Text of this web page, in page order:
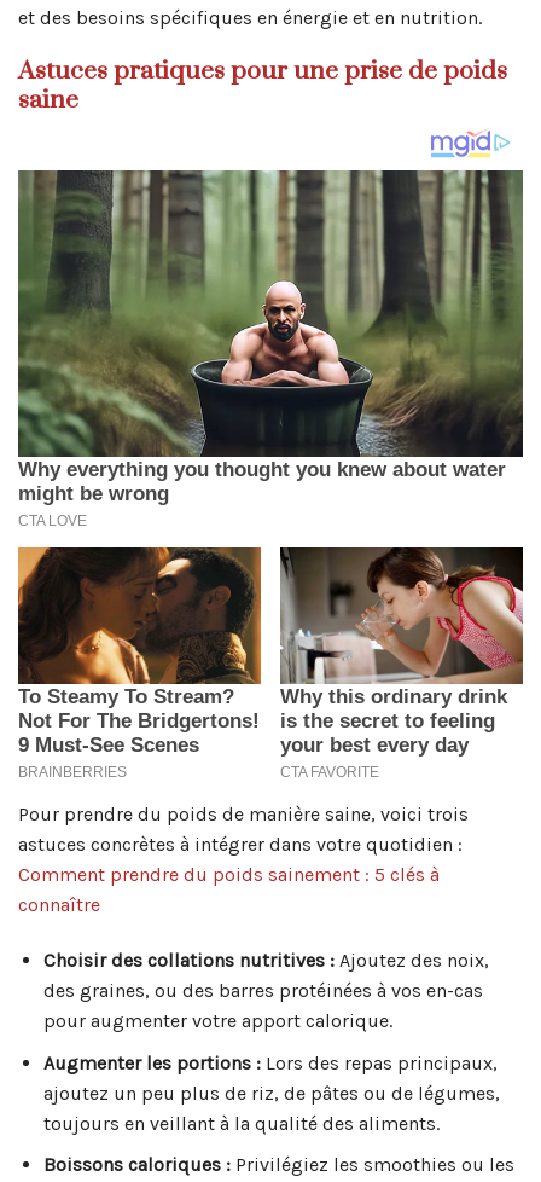
et des besoins spécifiques en énergie et en nutrition.
Astuces pratiques pour une prise de poids
saine
Pour prendre du poids de manière saine, voici trois
astuces concrètes à intégrer dans votre quotidien :
Comment prendre du poids sainement : 5 clés à
connaître
Choisir des collations nutritives :Ajoutez des noix,
des graines, ou des barres protéinées à vos en-cas
pour augmenter votre apport calorique.
Augmenter les portions :Lors des repas principaux,
ajoutez un peu plus de riz, de pâtes ou de légumes,
toujours en veillant à la qualité des aliments.
Boissons caloriques :Privilégiez les smoothies ou les